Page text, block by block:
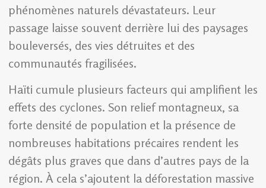
phénomènes naturels dévastateurs. Leur
passage laisse souvent derrière lui des paysages
bouleversés, des vies détruites et des
communautés fragilisées.
Haïti cumule plusieurs facteurs qui amplifient les
effets des cyclones. Son relief montagneux, sa
forte densité de population et la présence de
nombreuses habitations précaires rendent les
dégâts plus graves que dans d’autres pays de la
région. À cela s’ajoutent la déforestation massive